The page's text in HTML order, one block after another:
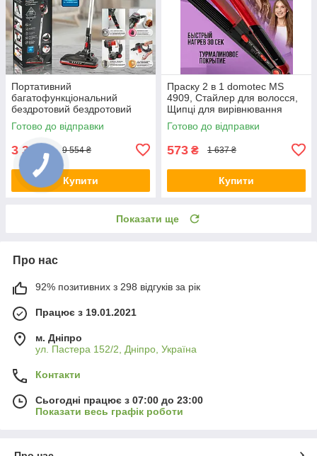
Портативний
багатофункціональний
бездротовий бездротовий
ручний пилосос 2-в-1
потужністю 1000Вт RAF R
8667
Готово до відправки
3 344 ₴ 9 554 ₴
Купити
Праску 2 в 1 domotec MS
4909, Стайлер для волосся,
Щипці для вирівнювання
Готово до відправки
573 ₴ 1 637 ₴
Купити
Показати ще
Про нас
92% позитивних з 298 відгуків за рік
Працює з 19.01.2021
м. Дніпро
ул. Пастера 152/2, Дніпро, Україна
Контакти
Сьогодні працює з 07:00 до 23:00
Показати весь графік роботи